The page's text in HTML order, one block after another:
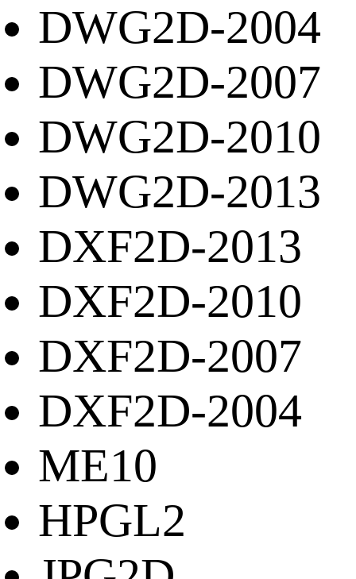
DWG2D-2004
DWG2D-2007
DWG2D-2010
DWG2D-2013
DXF2D-2013
DXF2D-2010
DXF2D-2007
DXF2D-2004
ME10
HPGL2